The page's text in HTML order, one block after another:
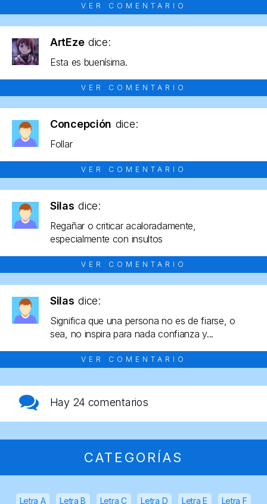
VER COMENTARIO
ArtEze dice:
Esta es buenísima.
VER COMENTARIO
Concepción dice:
Follar
VER COMENTARIO
Silas dice:
Regañar o criticar acaloradamente,
especialmente con insultos
VER COMENTARIO
Silas dice:
Significa que una persona no es de fiarse, o
sea, no inspira para nada confianza y...
VER COMENTARIO
Hay 24 comentarios
CATEGORÍAS
Letra A Letra B Letra C Letra D Letra E Letra F